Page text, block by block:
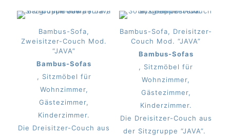
Bambus-Sofa,
Zweisitzer-Couch Mod.
“JAVA”
Bambus-Sofas
, Sitzmöbel für
Wohnzimmer,
Gästezimmer,
Kinderzimmer.
Die Dreisitzer-Couch aus
Bambus-Sofa, Dreisitzer-
Couch Mod. “JAVA”
Bambus-Sofas
, Sitzmöbel für
Wohnzimmer,
Gästezimmer,
Kinderzimmer.
Die Dreisitzer-Couch aus
der Sitzgruppe “JAVA”.